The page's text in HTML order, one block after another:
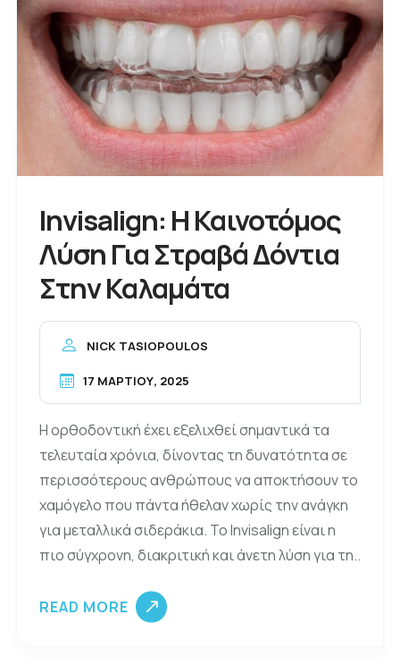
Invisalign: Η Καινοτόμος
Λύση Για Στραβά Δόντια
Στην Καλαμάτα
NICK TASIOPOULOS
17 ΜΑΡΤΊΟΥ, 2025
Η ορθοδοντική έχει εξελιχθεί σημαντικά τα
τελευταία χρόνια, δίνοντας τη δυνατότητα σε
περισσότερους ανθρώπους να αποκτήσουν το
χαμόγελο που πάντα ήθελαν χωρίς την ανάγκη
για μεταλλικά σιδεράκια. Το Invisalign είναι η
πιο σύγχρονη, διακριτική και άνετη λύση για τη..
READ MORE